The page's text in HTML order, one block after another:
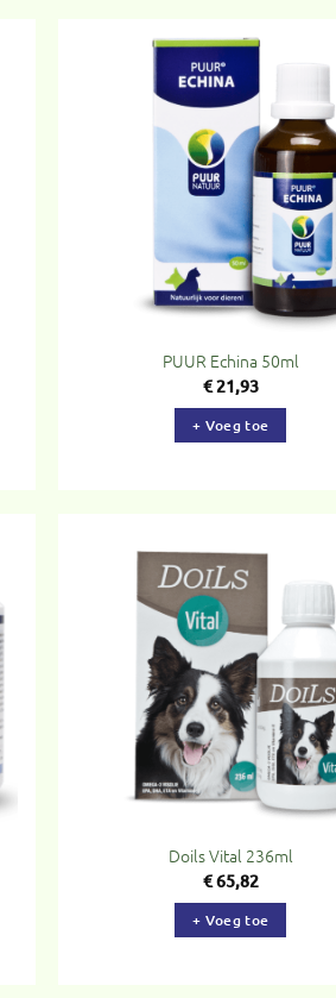
aan
PUUR Echina 50ml
€21,93
+ Voeg toe
aan
Doils Vital 236ml
€65,82
+ Voeg toe